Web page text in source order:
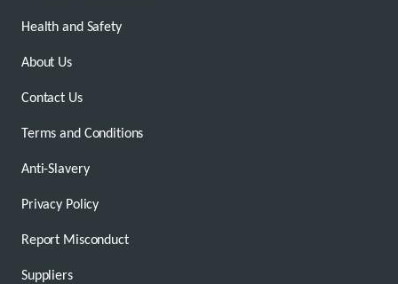
Health and Safety
About Us
Contact Us
Terms and Conditions
Anti-Slavery
Privacy Policy
Report Misconduct
Suppliers